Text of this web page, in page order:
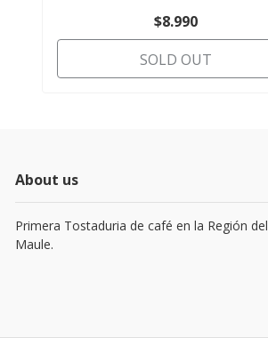
$8.990
SOLD OUT
About us
Primera Tostaduria de café en la Región del
Maule.